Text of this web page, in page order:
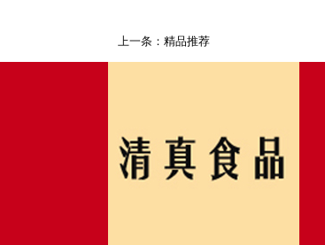
上一条： 精品推荐